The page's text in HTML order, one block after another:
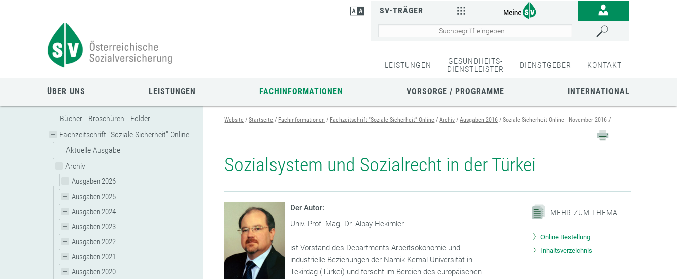
SV-TRÄGER
LEISTUNGEN
GESUNDHEITS-
DIENSTLEISTER
DIENSTGEBER KONTAKT
ÜBER UNS LEISTUNGEN FACHINFORMATIONEN VORSORGE / PROGRAMME INTERNATIONAL
Bücher - Broschüren - Folder
Fachzeitschrift "Soziale Sicherheit" Online
Aktuelle Ausgabe
Archiv
Ausgaben 2026
Ausgaben 2025
Ausgaben 2024
Ausgaben 2023
Ausgaben 2022
Ausgaben 2021
Ausgaben 2020
Website Startseite Fachinformationen Fachzeitschrift "Soziale Sicherheit" Online Archiv Ausgaben 2016 Soziale Sicherheit Online - November 2016
Sozialsystem und Sozialrecht in der Türkei
Der Autor:
Univ.-Prof. Mag. Dr. Alpay Hekimler
ist Vorstand des Departments Arbeitsökonomie und
industrielle Beziehungen der Namik Kemal Universität in
Tekirdag (Türkei) und forscht im Bereich des europäischen
MEHR ZUM THEMA
Online Bestellung
Inhaltsverzeichnis